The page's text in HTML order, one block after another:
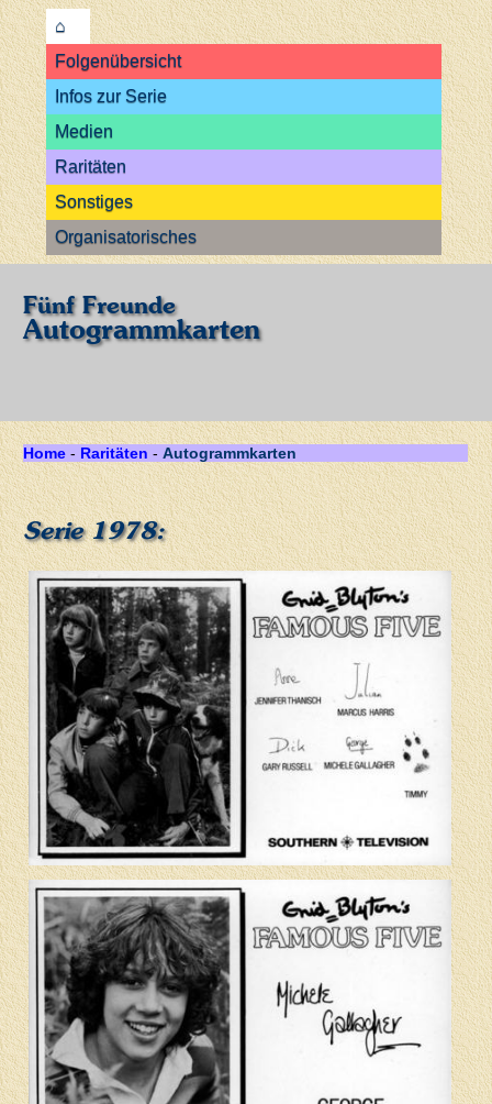
⌂
Folgenübersicht
Infos zur Serie
Medien
Raritäten
Sonstiges
Organisatorisches
Fünf Freunde
Autogrammkarten
Home - Raritäten -Autogrammkarten
Serie 1978: